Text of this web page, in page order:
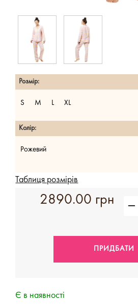
Розмір:
S M L XL
Колір:
Рожевий
Таблиця розмірів
2890.00 грн
Є в наявності